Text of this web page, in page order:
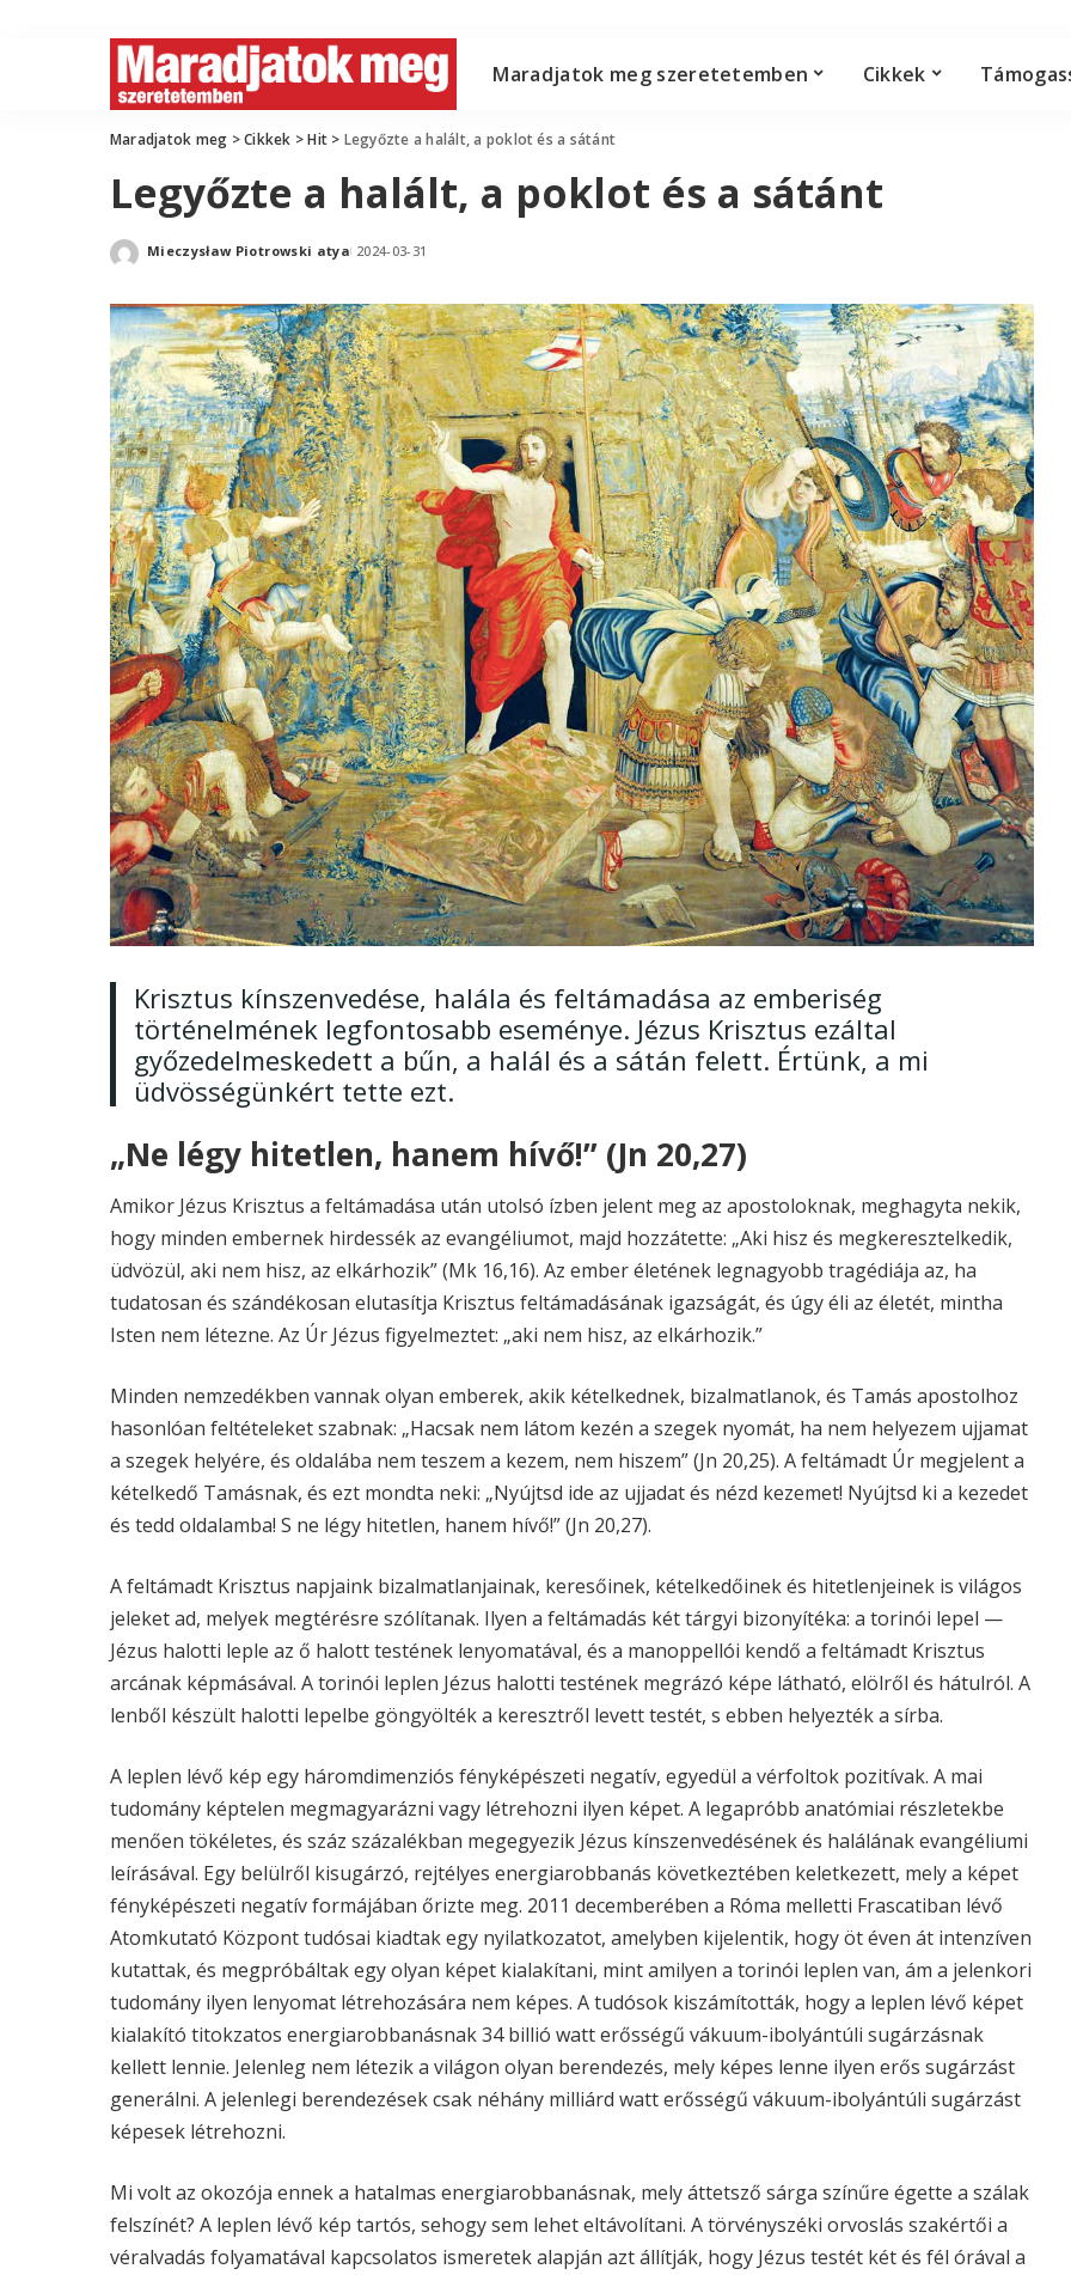
Maradjatok meg szeretetemben Cikkek
Maradjatok meg >Cikkek >Hit > Legyőzte a halált, a poklot és a sátánt
Legyőzte a halált, a poklot és a sátánt
Posted
Mieczysław Piotrowski atya 2024-03-31
Krisztus kínszenvedése, halála és feltámadása az emberiség
történelmének legfontosabb eseménye. Jézus Krisztus ezáltal
győzedelmeskedett a bűn, a halál és a sátán felett. Értünk, a mi
üdvösségünkért tette ezt.
„Ne légy hitetlen, hanem hívő!” (Jn 20,27)
Amikor Jézus Krisztus a feltámadása után utolsó ízben jelent meg az apostoloknak, meghagyta nekik,
hogy minden embernek hirdessék az evangéliumot, majd hozzátette: „Aki hisz és megkeresztelkedik,
üdvözül, aki nem hisz, az elkárhozik” (Mk 16,16). Az ember életének legnagyobb tragédiája az, ha
tudatosan és szándékosan elutasítja Krisztus feltámadásának igazságát, és úgy éli az életét, mintha
Isten nem létezne. Az Úr Jézus figyelmeztet: „aki nem hisz, az elkárhozik.”
Minden nemzedékben vannak olyan emberek, akik kételkednek, bizalmatlanok, és Tamás apostolhoz
hasonlóan feltételeket szabnak: „Hacsak nem látom kezén a szegek nyomát, ha nem helyezem ujjamat
a szegek helyére, és oldalába nem teszem a kezem, nem hiszem” (Jn 20,25). A feltámadt Úr megjelent a
kételkedő Tamásnak, és ezt mondta neki: „Nyújtsd ide az ujjadat és nézd kezemet! Nyújtsd ki a kezedet
és tedd oldalamba! S ne légy hitetlen, hanem hívő!” (Jn 20,27).
A feltámadt Krisztus napjaink bizalmatlanjainak, keresőinek, kételkedőinek és hitetlenjeinek is világos
jeleket ad, melyek megtérésre szólítanak. Ilyen a feltámadás két tárgyi bizonyítéka: a torinói lepel —
Jézus halotti leple az ő halott testének lenyomatával, és a manoppellói kendő a feltámadt Krisztus
arcának képmásával. A torinói leplen Jézus halotti testének megrázó képe látható, elölről és hátulról. A
lenből készült halotti lepelbe göngyölték a keresztről levett testét, s ebben helyezték a sírba.
A leplen lévő kép egy háromdimenziós fényképészeti negatív, egyedül a vérfoltok pozitívak. A mai
tudomány képtelen megmagyarázni vagy létrehozni ilyen képet. A legapróbb anatómiai részletekbe
menően tökéletes, és száz százalékban megegyezik Jézus kínszenvedésének és halálának evangéliumi
leírásával. Egy belülről kisugárzó, rejtélyes energiarobbanás következtében keletkezett, mely a képet
fényképészeti negatív formájában őrizte meg. 2011 decemberében a Róma melletti Frascatiban lévő
Atomkutató Központ tudósai kiadtak egy nyilatkozatot, amelyben kijelentik, hogy öt éven át intenzíven
kutattak, és megpróbáltak egy olyan képet kialakítani, mint amilyen a torinói leplen van, ám a jelenkori
tudomány ilyen lenyomat létrehozására nem képes. A tudósok kiszámították, hogy a leplen lévő képet
kialakító titokzatos energiarobbanásnak 34 billió watt erősségű vákuum-ibolyántúli sugárzásnak
kellett lennie. Jelenleg nem létezik a világon olyan berendezés, mely képes lenne ilyen erős sugárzást
generálni. A jelenlegi berendezések csak néhány milliárd watt erősségű vákuum-ibolyántúli sugárzást
képesek létrehozni.
Mi volt az okozója ennek a hatalmas energiarobbanásnak, mely áttetsző sárga színűre égette a szálak
felszínét? A leplen lévő kép tartós, sehogy sem lehet eltávolítani. A törvényszéki orvoslás szakértői a
véralvadás folyamatával kapcsolatos ismeretek alapján azt állítják, hogy Jézus testét két és fél órával a